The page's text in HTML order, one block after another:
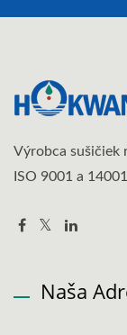
Výrobca sušičiek
ISO 9001 a 14001
Naša